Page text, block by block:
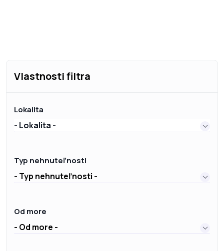
Vlastnosti filtra
Lokalita
- Lokalita -
Typ nehnuteľnosti
- Typ nehnuteľnosti -
Od more
- Od more -